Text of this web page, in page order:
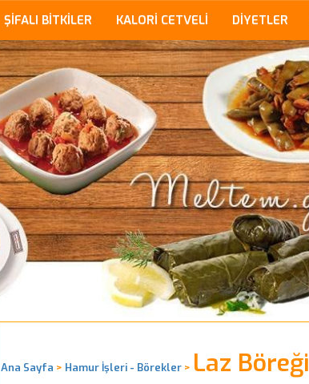
ŞİFALI BİTKİLER KALORİ CETVELİ DİYETLER
Ana Sayfa > Hamur İşleri - Börekler> Laz Böreği